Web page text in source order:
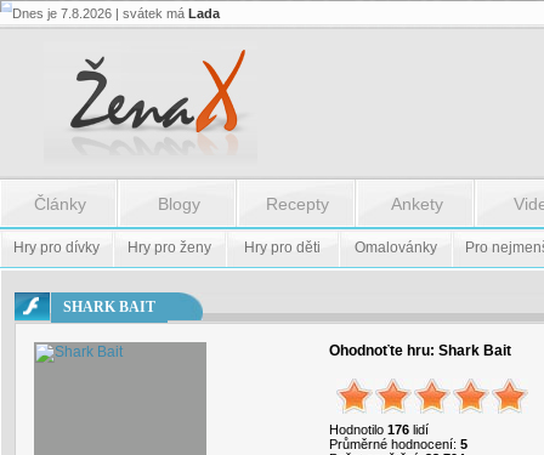
Flash.nazev
Flash.nazev
Dnes je 7.8.2026 | svátek má Lada
Články Blogy Recepty Ankety
Hry pro dívky Hry pro ženy Hry pro děti Omalovánky Pro
SHARK BAIT
Ohodnoťte hru: Shark Bait
Hodnotilo 176 lidí
Průměrné hodnocení: 5